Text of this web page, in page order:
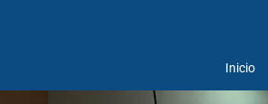
Inicio